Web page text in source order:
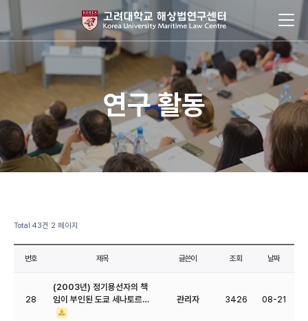
연구 활동
Total 43건 2 페이지
번호 제목 글쓴이 조회 날짜
28
(2003년) 정기용선자의 책
임이 부인된 도쿄 세나토르…
관리자 3426 08-21